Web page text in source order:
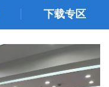
下载专区